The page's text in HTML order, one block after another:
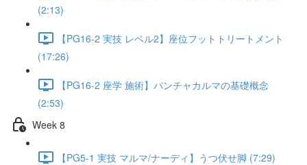
(2:13)
【PG16-2 実技 レベル2】座位フットトリートメント
(17:26)
【PG16-2 座学 施術】パンチャカルマの基礎概念
(2:53)
Week 8
【PG5-1 実技 マルマ/ナーディ】うつ伏せ脚 (7:29)